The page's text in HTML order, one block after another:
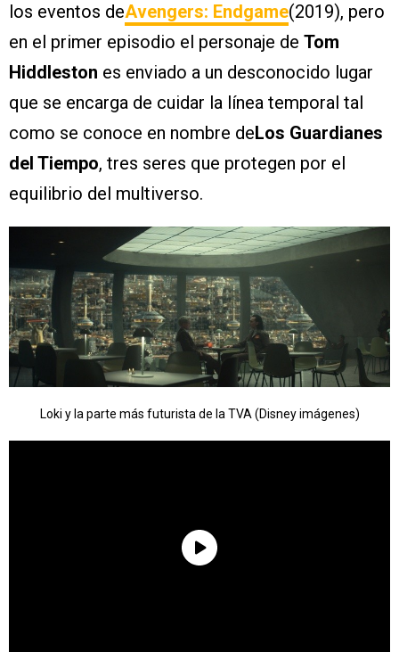
los eventos deAvengers: Endgame(2019), pero
en el primer episodio el personaje de Tom
Hiddleston es enviado a un desconocido lugar
que se encarga de cuidar la línea temporal tal
como se conoce en nombre deLos Guardianes
del Tiempo, tres seres que protegen por el
equilibrio del multiverso.
Loki y la parte más futurista de la TVA (Disney imágenes)